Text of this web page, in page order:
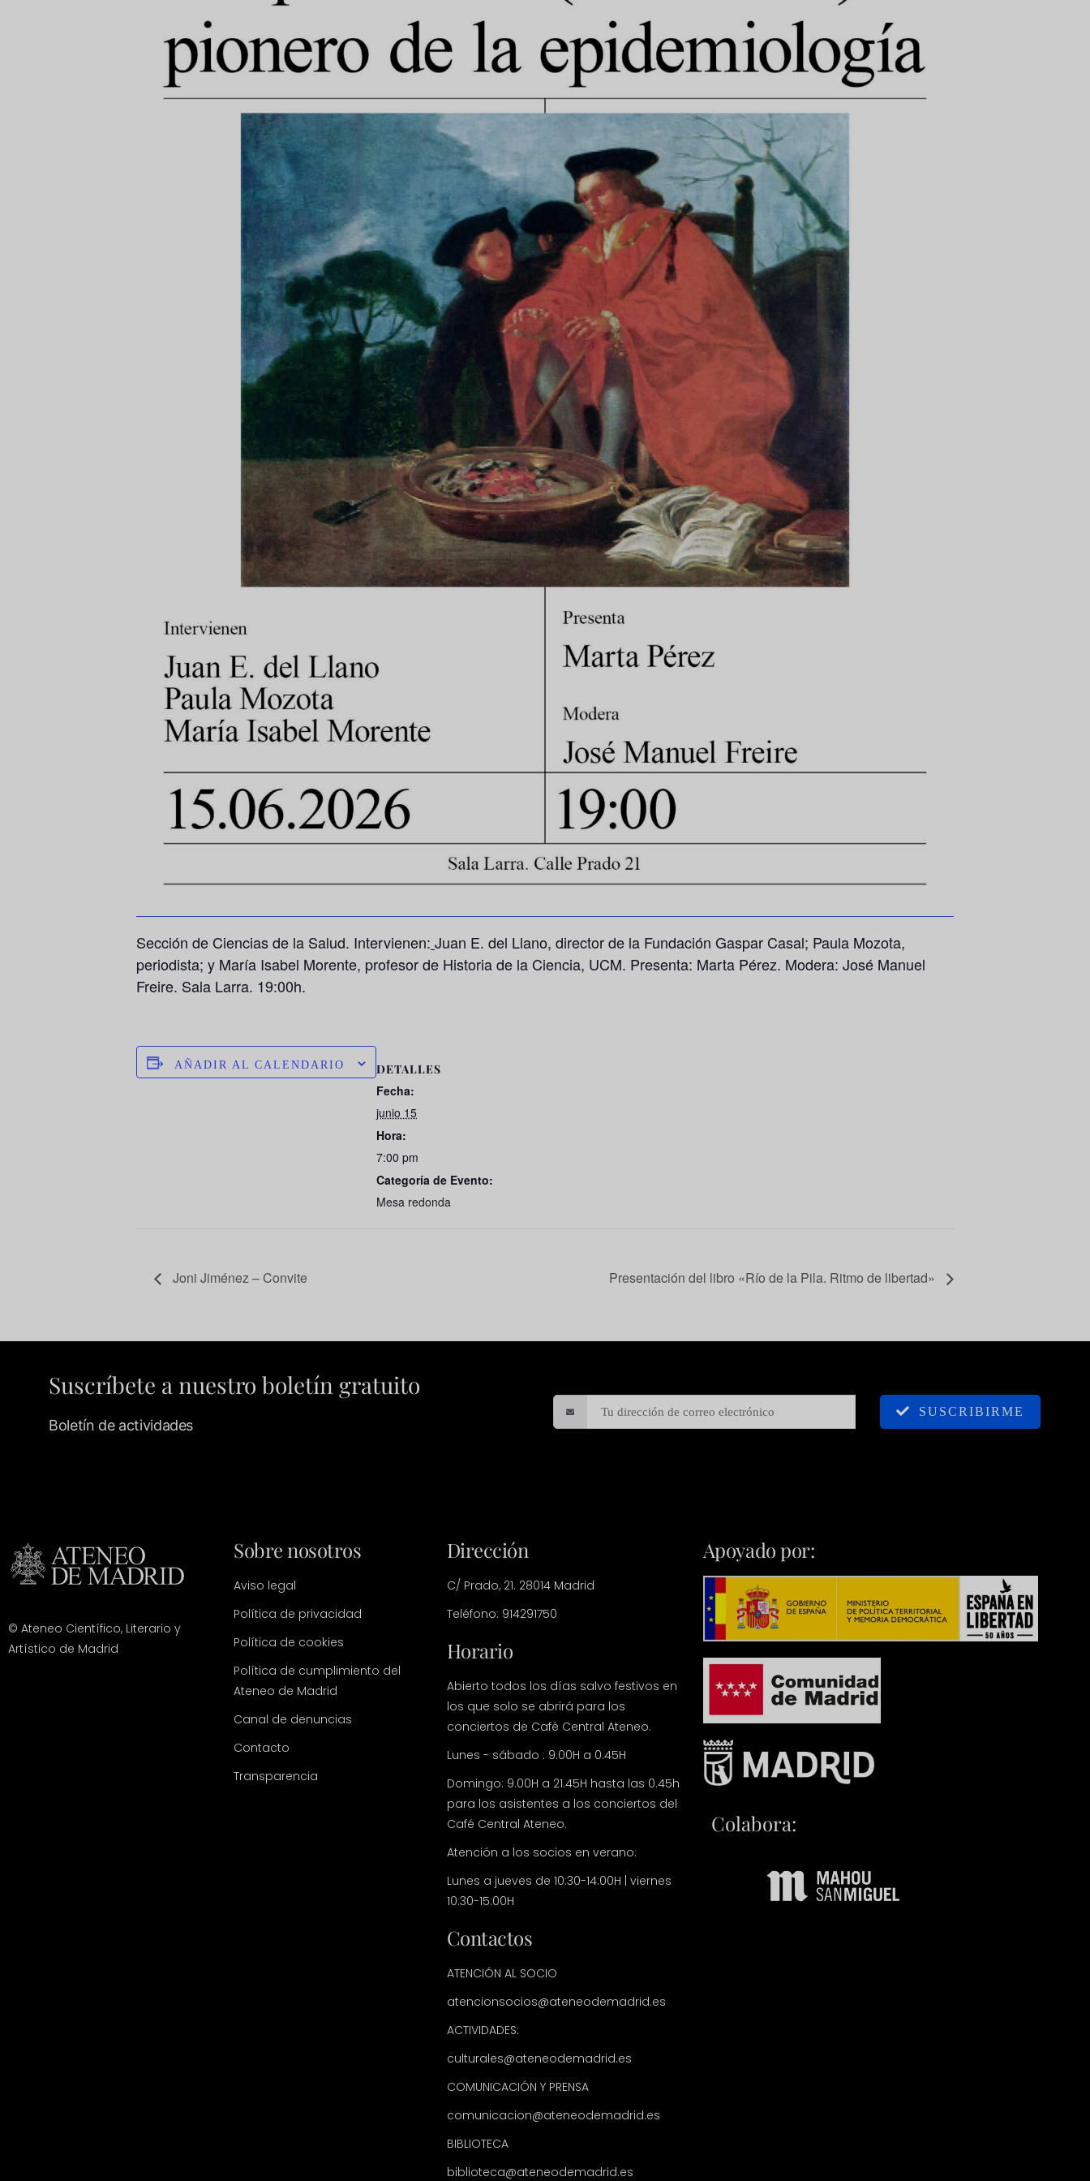
Sección de Ciencias de la Salud. Intervienen: Juan E. del Llano, director de la Fundación Gaspar Casal; Paula Mozota,
periodista; y María Isabel Morente, profesor de Historia de la Ciencia, UCM. Presenta: Marta Pérez. Modera: José Manuel
Freire. Sala Larra. 19:00h.
AÑADIR AL CALENDARIO DETALLES
Fecha:
junio 15
Hora:
7:00 pm
Categoría de Evento:
Mesa redonda
Joni Jiménez – Convite Presentación del libro «Río de la Pila. Ritmo de libertad»
Suscríbete a nuestro boletín gratuito
Boletín de actividades
SUSCRIBIRME
© Ateneo Científico, Literario y
Artístico de Madrid
Sobre nosotros
Aviso legal
Política de privacidad
Política de cookies
Política de cumplimiento del
Ateneo de Madrid
Canal de denuncias
Contacto
Transparencia
Dirección
C/ Prado, 21. 28014 Madrid
Teléfono: 914291750
Horario
Abierto todos los días salvo festivos en
los que solo se abrirá para los
conciertos de Café Central Ateneo.
Lunes - sábado : 9.00H a 0.45H
Domingo: 9.00H a 21.45H hasta las 0.45h
para los asistentes a los conciertos del
Café Central Ateneo.
Atención a los socios en verano:
Lunes a jueves de 10:30-14:00H | viernes
10:30-15:00H
Contactos
ATENCIÓN AL SOCIO
atencionsocios@ateneodemadrid.es
ACTIVIDADES:
culturales@ateneodemadrid.es
COMUNICACIÓN Y PRENSA
comunicacion@ateneodemadrid.es
BIBLIOTECA
biblioteca@ateneodemadrid.es
Apoyado por:
Colabora: